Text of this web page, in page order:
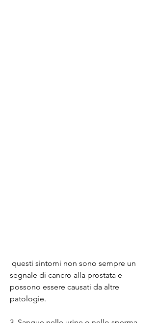
segnale di cancro alla prostata e
possono essere causati da altre
patologie.